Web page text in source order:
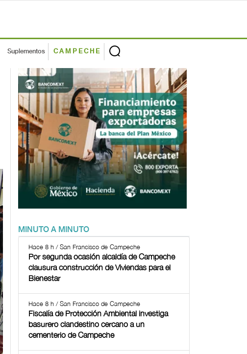
Suplementos CAMPECHE
MINUTO A MINUTO
Hace 8 h / San Francisco de Campeche
Por segunda ocasión alcaldía de Campeche
clausura construcción de Viviendas para el
Bienestar
Hace 8 h / San Francisco de Campeche
Fiscalía de Protección Ambiental investiga
basurero clandestino cercano a un
cementerio de Campeche